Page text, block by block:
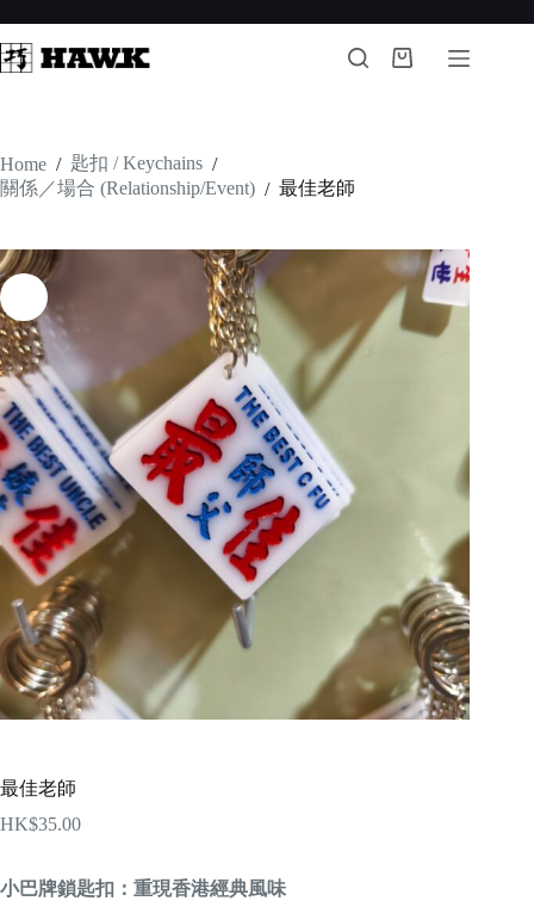
to
content
Shopping
Home / 匙扣 / Keychains /
關係／場合 (Relationship/Event) / 最佳老師
最佳老師
HK$35.00
小巴牌鎖匙扣：重現香港經典風味